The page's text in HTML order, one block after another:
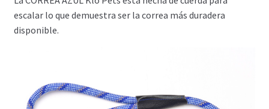
escalar lo que demuestra ser la correa más duradera
disponible.